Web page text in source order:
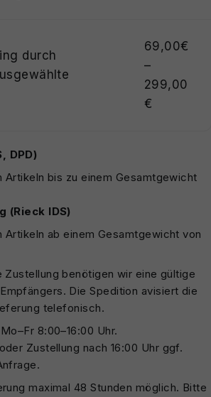
durch
69,00€
–
299,00
€
DPD)
Artikeln bis zu einem Gesamtgewicht
(Rieck IDS)
Artikeln ab einem Gesamtgewicht von
Zustellung benötigen wir eine gültige
Die Spedition avisiert die
telefonisch.
8:00–16:00 Uhr.
Zustellung nach 16:00 Uhr ggf.
maximal 48 Stunden möglich. Bitte